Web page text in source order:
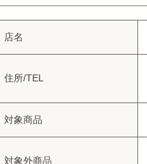
店名
住所/TEL
対象商品
対象外商品